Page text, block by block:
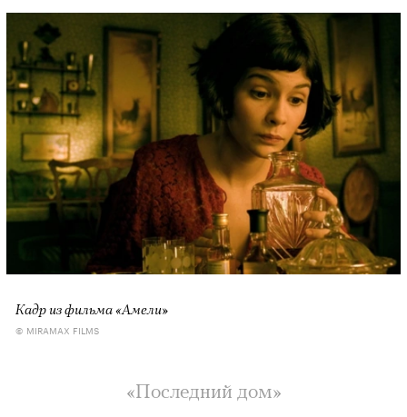
Кадр из фильма «Амели»
© MIRAMAX FILMS
«Последний дом»